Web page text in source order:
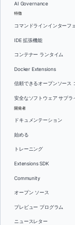
AI Governance
特徴
コマンドラインインターフ
IDE 拡張機能
コンテナー ランタイム
Docker Extensions
信頼できるオープンソース
安全なソフトウェア サプラ
開発者
ドキュメンテーション
始める
トレーニング
Extensions SDK
Community
オープン ソース
プレビュー プログラム
ニュースレター